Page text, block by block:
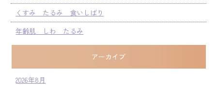
くすみ たるみ 食いしばり
年齢肌 しわ たるみ
アーカイブ
2026年8月